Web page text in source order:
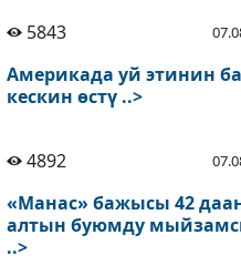
5843
Америкада уй этинин
кескин өстү ..>
4892
«Манас» бажысы 42
алтын буюмду
..>